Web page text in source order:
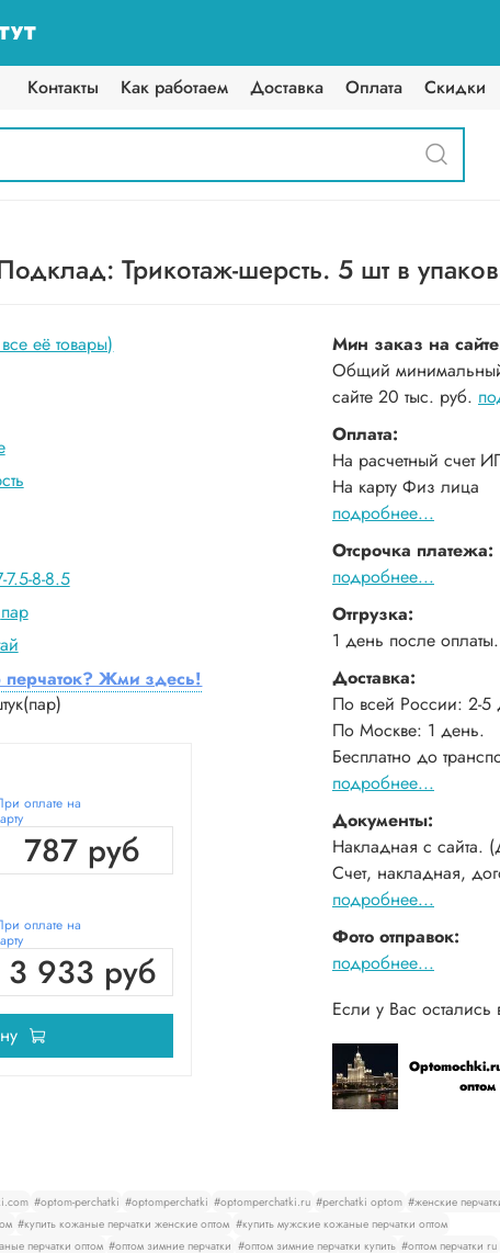
Контакты Как работаем Доставка Оплата Скидки
Трикотаж-шерсть. 5 шт в
её товары)
7.5-8-8.5
пар
перчаток? Жми здесь!
оплате на
787 руб
оплате на
3 933 руб
Мин заказ на
Общий минимальный
сайте 20 тыс. руб.
Оплата:
На расчетный счет
На карту Физ лица
подробнее...
Отсрочка платежа:
подробнее...
Отгрузка:
1 день после оплаты.
Доставка:
По всей России: 2-5
По Москве: 1 день.
Бесплатно до
подробнее...
Документы:
Накладная с сайта.
Счет, накладная,
подробнее...
Фото отправок:
подробнее...
Если у Вас
#optom-perchatki #optomperchatki #optomperchatki.ru #perchatki optom #женские
#купить кожаные перчатки женские оптом #купить мужские кожаные перчатки оптом
перчатки оптом #оптом зимние перчатки #оптом зимние перчатки купить #оптом перчатки ru